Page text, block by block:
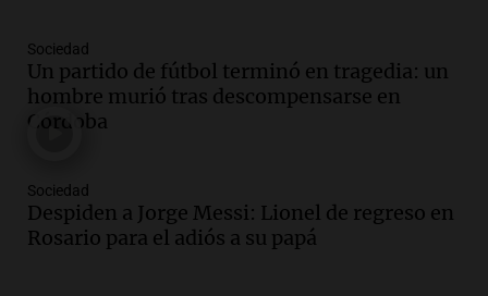
Audio.El orgullo y el sueño argentino de
Jorge Messi en una entrevista con Rony
Vargas en 2007
Audio.El abuelo de Agostina Vega, tras
las nuevas detenciones: "En esa casa
Sociedad
Un partido de fútbol terminó en tragedia: un
hombre murió tras descompensarse en
Córdoba
Sociedad
Despiden a Jorge Messi: Lionel de regreso en
Rosario para el adiós a su papá